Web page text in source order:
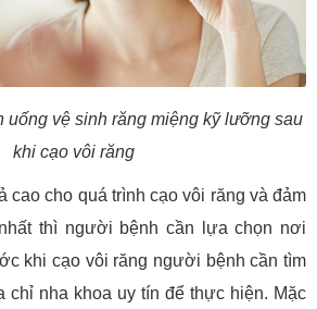
uống vệ sinh răng miệng kỹ lưỡng sau
khi cạo vôi răng
cao cho quá trình cạo vôi răng và đảm
thì người bệnh cần lựa chọn nơi
khi cạo vôi răng người bệnh cần tìm
chỉ nha khoa uy tín để thực hiện. Mặc